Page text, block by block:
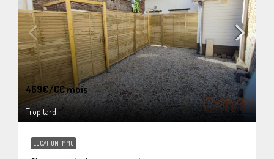
469€/CC mois
Trop tard !
LOCATION IMMO